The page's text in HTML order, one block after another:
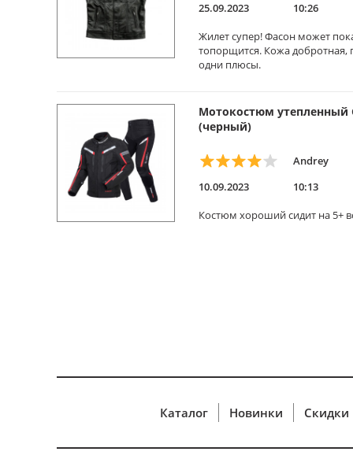
25.09.2023
10:26
Жилет супер! Фасон может
топорщится. Кожа добротная,
одни плюсы.
Мотокостюм утепленный
(черный)
Andrey
10.09.2023
10:13
Костюм хороший сидит на 5+
Каталог Новинки Скидки